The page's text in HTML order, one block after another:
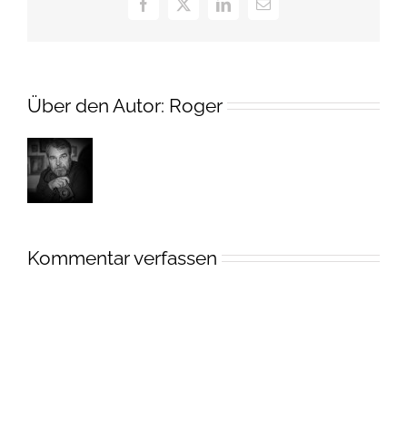
Facebook
X LinkedIn
E-
Über den Autor: Roger
Kommentar verfassen